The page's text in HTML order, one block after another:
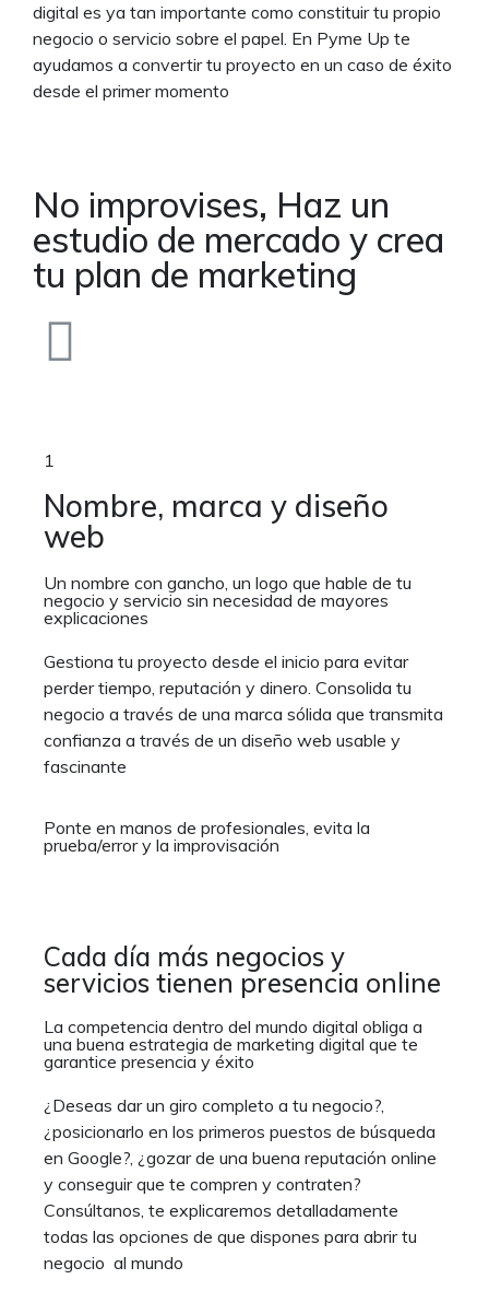
digital es ya tan importante como constituir tu propio
negocio o servicio sobre el papel. En Pyme Up te
ayudamos a convertir tu proyecto en un caso de éxito
desde el primer momento
No improvises, Haz un
estudio de mercado y crea
tu plan de marketing
1
Nombre, marca y diseño
web
Un nombre con gancho, un logo que hable de tu
negocio y servicio sin necesidad de mayores
explicaciones
Gestiona tu proyecto desde el inicio para evitar
perder tiempo, reputación y dinero. Consolida tu
negocio a través de una marca sólida que transmita
confianza a través de un diseño web usable y
fascinante
Ponte en manos de profesionales, evita la
prueba/error y la improvisación
Cada día más negocios y
servicios tienen presencia online
La competencia dentro del mundo digital obliga a
una buena estrategia de marketing digital que te
garantice presencia y éxito
¿Deseas dar un giro completo a tu negocio?,
¿posicionarlo en los primeros puestos de búsqueda
en Google?, ¿gozar de una buena reputación online
y conseguir que te compren y contraten?
Consúltanos, te explicaremos detalladamente
todas las opciones de que dispones para abrir tu
negocio al mundo